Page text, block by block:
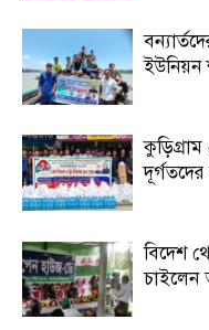
ইউনিয়ন
দূর্গতদের
বিদেশ
চাইলেন